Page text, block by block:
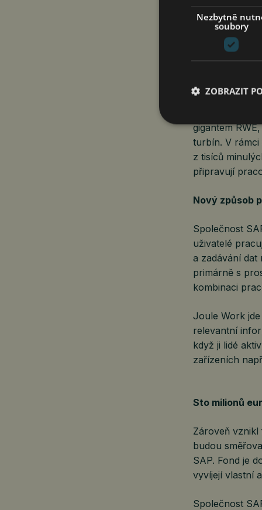
Společnost
o sedm
a zároveň
gigantem
turbín. V rámci
z tisíců
připravují
Nový způsob
Společnost
uživatelé
a zadávání
primárně s
kombinaci
Joule Work
relevantní
když ji lidé
zařízeních
Sto milionů
Zároveň
budou
SAP. Fond je
vyvíjejí vlastní
Společnost
Nezbytně
soubory
ZOBRAZIT